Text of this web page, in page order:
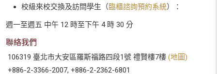
校級來校交換及訪問學生（臨櫃諮詢預約系統）：
週一至週五 中午 12 時至下午 4 時 30 分
聯絡我們
106319 臺北市大安區羅斯福路四段1號 禮賢樓7樓 (地圖)
+886-2-3366-2007, +886-2-2362-6801